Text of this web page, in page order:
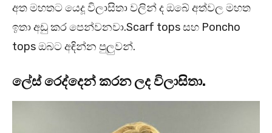
අත මහතට යෙදූ විලාසිතා වලින් ද ඔබේ අත්වල මහත
ඉතා අඩු කර පෙන්වනවා.Scarf tops සහ Poncho
tops ඔබට අඳින්න පුලුවන්.
ලේස් රෙද්දෙන් කරන ලද විලාසිතා.